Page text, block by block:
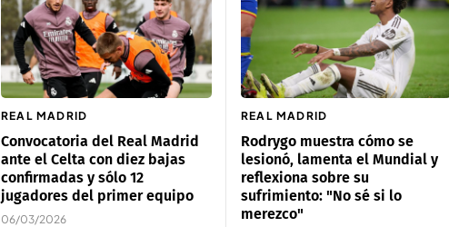
REAL MADRID
Convocatoria del Real Madrid
ante el Celta con diez bajas
confirmadas y sólo 12
jugadores del primer equipo
06/03/2026
REAL MADRID
Rodrygo muestra cómo se
lesionó, lamenta el Mundial y
reflexiona sobre su
sufrimiento: "No sé si lo
merezco"